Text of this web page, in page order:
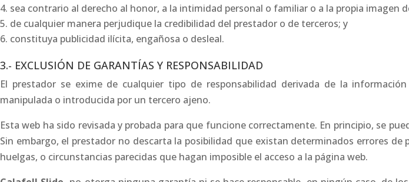
sea contrario al derecho al honor, a la intimidad personal o familiar o a la propia imagen
de cualquier manera perjudique la credibilidad del prestador o de terceros; y
constituya publicidad ilícita, engañosa o desleal.
3.- EXCLUSIÓN DE GARANTÍAS Y RESPONSABILIDAD
El prestador se exime de cualquier tipo de responsabilidad derivada de la
manipulada o introducida por un tercero ajeno.
Esta web ha sido revisada y probada para que funcione correctamente. En principio, se
Sin embargo, el prestador no descarta la posibilidad que existan determinados errores
huelgas, o circunstancias parecidas que hagan imposible el acceso a la página web.